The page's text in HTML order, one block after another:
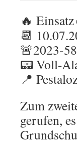
🔥
📆
🚨2023-
📟 Voll-
📍
Zum
gerufen,